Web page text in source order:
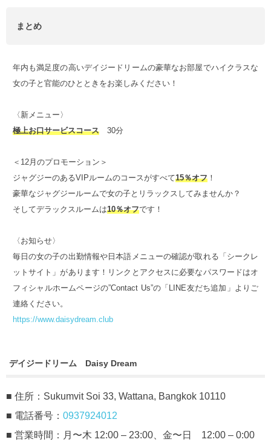
まとめ
年内も満足度の高いデイジードリームの豪華なお部屋でハイクラスな
女の子と官能のひとときをお楽しみください！
〈新メニュー〉
極上お口サービスコース30分
＜12月のプロモーション＞
ジャグジーのあるVIPルームのコースがすべて15％オフ！
豪華なジャグジールームで女の子とリラックスしてみませんか？
そしてデラックスルームは10％オフです！
〈お知らせ〉
毎日の女の子の出勤情報や日本語メニューの確認が取れる「シークレ
ットサイト」があります！リンクとアクセスに必要なパスワードはオ
フィシャルホームページの”Contact Us”の「LINE友だち追加」よりご
連絡ください。
https://www.daisydream.club
デイジードリーム Daisy Dream
■ 住所：Sukumvit Soi 33, Wattana, Bangkok 10110
■ 電話番号： 0937924012
■ 営業時間：月〜木 12:00 – 23:00、金〜日 12:00 – 0:00